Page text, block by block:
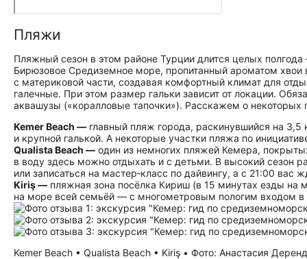
Пляжи
Пляжный сезон в этом районе Турции длится целых
Бирюзовое Средиземное море, пропитанный ароматом
с материковой части, создавая комфортный климат для
галечные. При этом размер гальки зависит от локации.
аквашузы («коралловые тапочки»). Расскажем о
Kemer Beach — главный пляж города, раскинувшийся на
и крупной галькой. А некоторые участки пляжа по
Qualista Beach — один из немногих пляжей Кемера,
в воду здесь можно отдыхать и с детьми. В высокий сезон
или записаться на мастер‑класс по дайвингу, а с 21:00
Kiriş — пляжная зона посёлка Кириш (в 15 минутах езды на
на море всей семьёй — с многометровым пологим входом в
Kemer Beach • Qualista Beach • Kiriş • Фото: Анастасия